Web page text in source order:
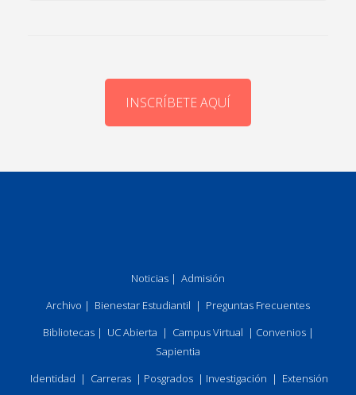
INSCRÍBETE AQUÍ
Noticias | Admisión
Archivo | Bienestar Estudiantil | Preguntas Frecuentes
Bibliotecas| UC Abierta | Campus Virtual | Convenios|
Sapientia
Identidad | Carreras | Posgrados | Investigación | Extensión